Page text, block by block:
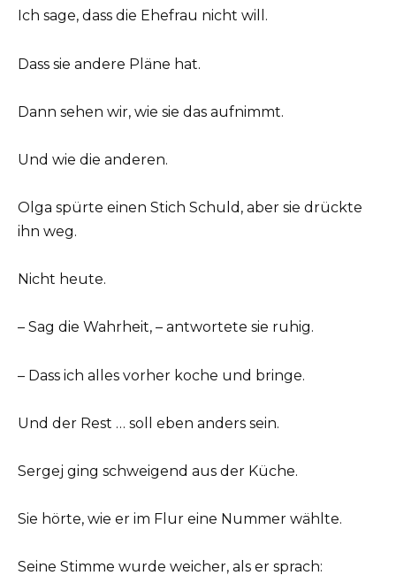
Ich sage, dass die Ehefrau nicht will.
Dass sie andere Pläne hat.
Dann sehen wir, wie sie das aufnimmt.
Und wie die anderen.
Olga spürte einen Stich Schuld, aber sie drückte
ihn weg.
Nicht heute.
– Sag die Wahrheit, – antwortete sie ruhig.
– Dass ich alles vorher koche und bringe.
Und der Rest … soll eben anders sein.
Sergej ging schweigend aus der Küche.
Sie hörte, wie er im Flur eine Nummer wählte.
Seine Stimme wurde weicher, als er sprach: